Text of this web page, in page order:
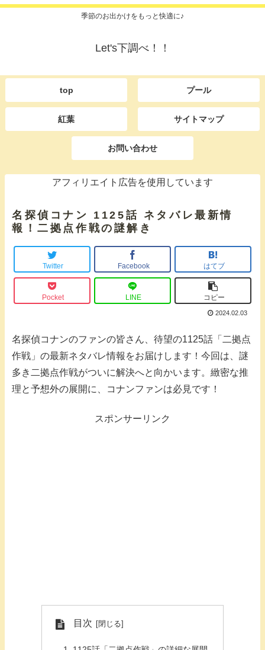
季節のお出かけをもっと快適に♪
Let's下調べ！！
top プール
紅葉 サイトマップ
お問い合わせ
アフィリエイト広告を使用しています
名探偵コナン 1125話 ネタバレ最新情
報！二拠点作戦の謎解き
Twitter Facebook はてブ
Pocket LINE コピー
2024.02.03
名探偵コナンのファンの皆さん、待望の1125話「二拠点
作戦」の最新ネタバレ情報をお届けします！今回は、謎
多き二拠点作戦がついに解決へと向かいます。緻密な推
理と予想外の展開に、コナンファンは必見です！
スポンサーリンク
目次